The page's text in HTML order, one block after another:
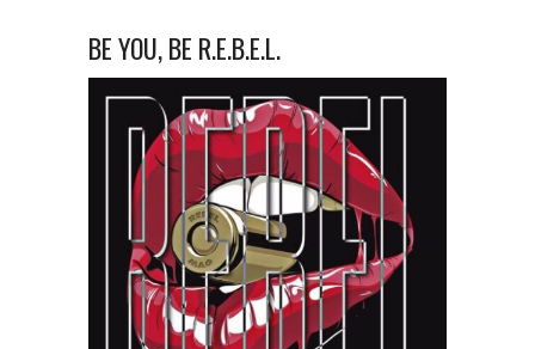
BE YOU, BE R.E.B.E.L.